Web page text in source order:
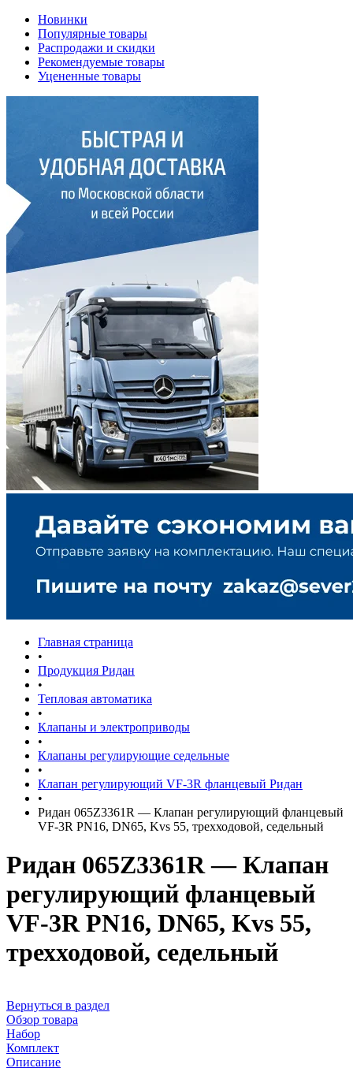
Новинки
Популярные товары
Распродажи и скидки
Рекомендуемые товары
Уцененные товары
Главная страница
•
Продукция Ридан
•
Тепловая автоматика
•
Клапаны и электроприводы
•
Клапаны регулирующие седельные
•
Клапан регулирующий VF-3R фланцевый Ридан
•
Ридан 065Z3361R — Клапан регулирующий фланцевый
VF-3R PN16, DN65, Kvs 55, трехходовой, седельный
Ридан 065Z3361R — Клапан
регулирующий фланцевый
VF-3R PN16, DN65, Kvs 55,
трехходовой, седельный
Вернуться в раздел
Обзор товара
Набор
Комплект
Описание